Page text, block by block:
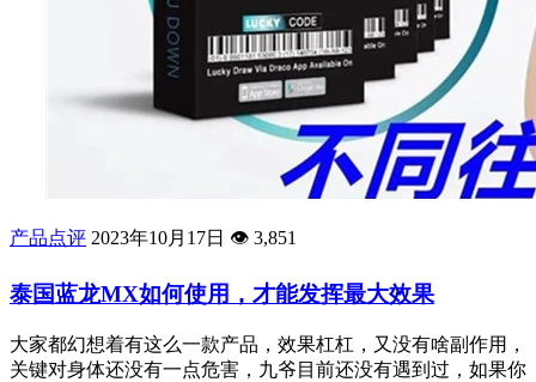
产品点评 2023年10月17日 👁️ 3,851
泰国蓝龙MX如何使用，才能发挥最大效果
大家都幻想着有这么一款产品，效果杠杠，又没有啥副作用，
关键对身体还没有一点危害，九爷目前还没有遇到过，如果你